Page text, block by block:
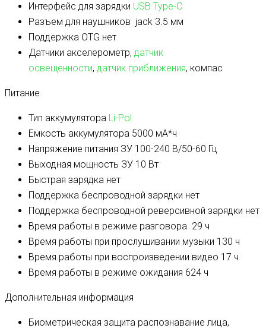
Интерфейс для зарядки USB Type-C
Разъем для наушников jack 3.5 мм
Поддержка OTG нет
Датчики акселерометр, датчик
освещенности, датчик приближения, компас
Питание
Тип аккумулятора Li-Pol
Емкость аккумулятора 5000 мА*ч
Напряжение питания ЗУ 100-240 В/50-60 Гц
Выходная мощность ЗУ 10 Вт
Быстрая зарядка нет
Поддержка беспроводной зарядки нет
Поддержка беспроводной реверсивной зарядки нет
Время работы в режиме разговора 29 ч
Время работы при прослушивании музыки 130 ч
Время работы при воспроизведении видео 17 ч
Время работы в режиме ожидания 624 ч
Дополнительная информация
Биометрическая защита распознавание лица,